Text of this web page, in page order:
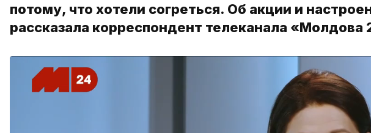
потому, что хотели согреться. Об акции и
рассказала корреспондент телеканала